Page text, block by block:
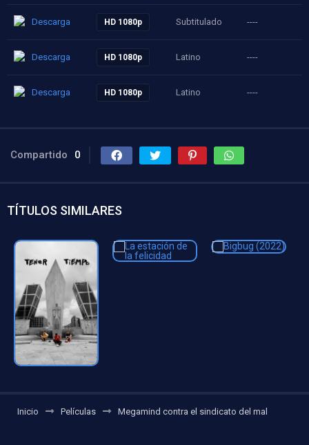
Descarga HD 1080p Subtitulado ----
Descarga HD 1080p Latino ----
Descarga HD 1080p Latino ----
Compartido 0
TÍTULOS SIMILARES
Inicio Películas Megamind contra el sindicato del mal